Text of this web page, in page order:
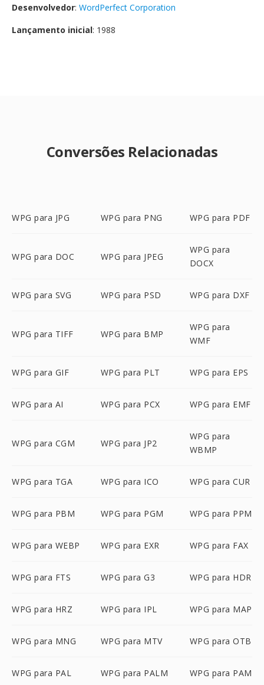
Desenvolvedor: WordPerfect Corporation
Lançamento inicial: 1988
Conversões Relacionadas
WPG para JPG WPG para PNG WPG para PDF
WPG para DOC WPG para JPEG
WPG para
DOCX
WPG para SVG WPG para PSD WPG para DXF
WPG para TIFF WPG para BMP
WPG para
WMF
WPG para GIF WPG para PLT WPG para EPS
WPG para AI WPG para PCX WPG para EMF
WPG para CGM WPG para JP2
WPG para
WBMP
WPG para TGA WPG para ICO WPG para CUR
WPG para PBM WPG para PGM WPG para PPM
WPG para WEBP WPG para EXR WPG para FAX
WPG para FTS WPG para G3 WPG para HDR
WPG para HRZ WPG para IPL WPG para MAP
WPG para MNG WPG para MTV WPG para OTB
WPG para PAL WPG para PALM WPG para PAM